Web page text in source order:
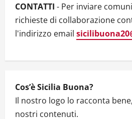
a
t
i
n
CONTATTI - Per inviare
richieste di collaborazione
l'indirizzo email
Cos’è Sicilia Buona?
Il nostro logo lo racconta
nostri contenuti.